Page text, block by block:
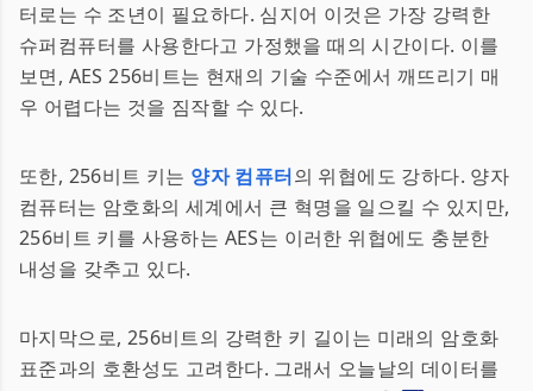
터로는 수 조년이 필요하다. 심지어 이것은 가장 강력한
슈퍼컴퓨터를 사용한다고 가정했을 때의 시간이다. 이를
보면, AES 256비트는 현재의 기술 수준에서 깨뜨리기 매
우 어렵다는 것을 짐작할 수 있다.
또한, 256비트 키는 양자 컴퓨터의 위협에도 강하다. 양자
컴퓨터는 암호화의 세계에서 큰 혁명을 일으킬 수 있지만,
256비트 키를 사용하는 AES는 이러한 위협에도 충분한
내성을 갖추고 있다.
마지막으로, 256비트의 강력한 키 길이는 미래의 암호화
표준과의 호환성도 고려한다. 그래서 오늘날의 데이터를